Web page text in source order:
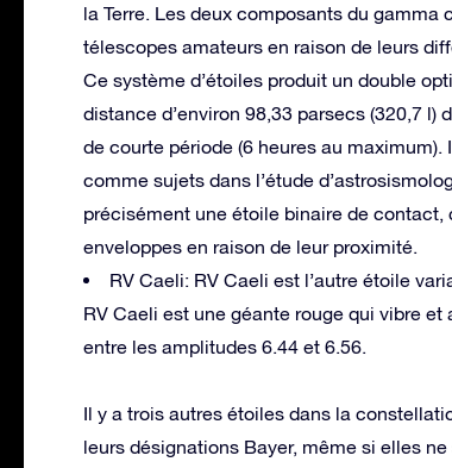
la Terre. Les deux composants du
télescopes amateurs en raison de leurs
Ce système d’étoiles produit un double
distance d’environ 98,33 parsecs (320,7
de courte période (6 heures au
comme sujets dans l’étude
précisément une étoile binaire de
enveloppes en raison de leur proximité.
RV Caeli: RV Caeli est l’autre étoile
RV Caeli est une géante rouge qui vibre
entre les amplitudes 6.44 et 6.56.
Il y a trois autres étoiles dans la
leurs désignations Bayer, même si elles